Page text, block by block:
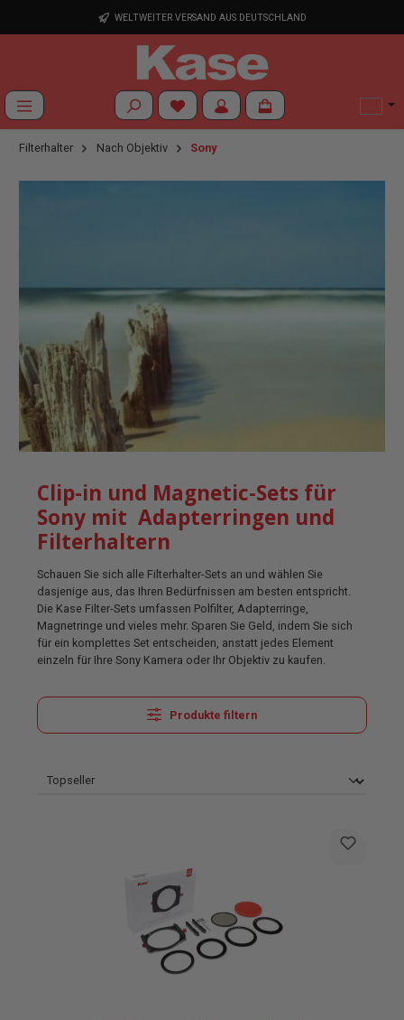
Zum Hauptinhalt springenWELTWEITER VERSAND AUS DEUTSCHLAND
Du hast 0 Produkte auf dem Merkzettel
Filterhalter Nach Objektiv Sony
Clip-in und Magnetic-Sets für
Sony mit Adapterringen und
Filterhaltern
Schauen Sie sich alle Filterhalter-Sets an und wählen Sie
dasjenige aus, das Ihren Bedürfnissen am besten entspricht.
Die Kase Filter-Sets umfassen Polfilter, Adapterringe,
Magnetringe und vieles mehr. Sparen Sie Geld, indem Sie sich
für ein komplettes Set entscheiden, anstatt jedes Element
einzeln für Ihre Sony Kamera oder Ihr Objektiv zu kaufen.
Produkte filtern